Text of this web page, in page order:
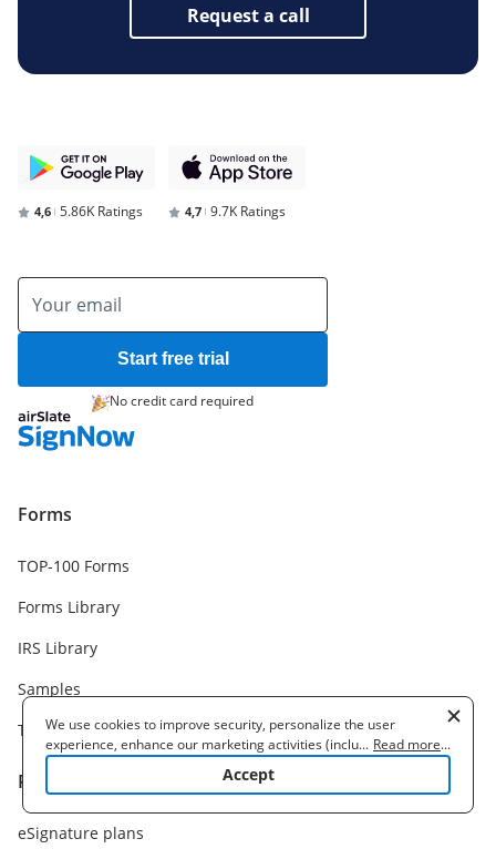
Request a call
4,6 5.86K Ratings 4,7 9.7K Ratings
Start free trial
No credit card required
Forms
TOP-100 Forms
Forms Library
IRS Library
Samples
Templates
Pricing
eSignature plans
We use cookies to improve security, personalize the user
experience, enhance our marketing activities (including
cooperating with our 3rd party partners) and for other business
to learn more. By clicking "Accept"
... Read more...
Accept